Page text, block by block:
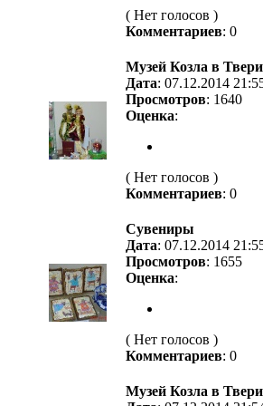
( Нет голосов )
Комментариев: 0
Музей Козла в Твери
Дата: 07.12.2014
Просмотров: 1640
Оценка:
( Нет голосов )
Комментариев: 0
Сувениры
Дата: 07.12.2014
Просмотров: 1655
Оценка:
( Нет голосов )
Комментариев: 0
Музей Козла в Твери